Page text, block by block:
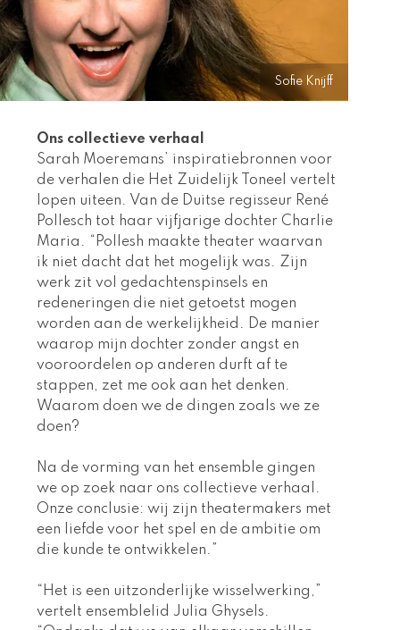
Ons collectieve verhaal
Sarah Moeremans’ inspiratiebronnen voor
de verhalen die Het Zuidelijk Toneel vertelt
lopen uiteen. Van de Duitse regisseur René
Pollesch tot haar vijfjarige dochter Charlie
Maria. “Pollesh maakte theater waarvan
ik niet dacht dat het mogelijk was. Zijn
werk zit vol gedachtenspinsels en
redeneringen die niet getoetst mogen
worden aan de werkelijkheid. De manier
waarop mijn dochter zonder angst en
vooroordelen op anderen durft af te
stappen, zet me ook aan het denken.
Waarom doen we de dingen zoals we ze
doen?
Na de vorming van het ensemble gingen
we op zoek naar ons collectieve verhaal.
Onze conclusie: wij zijn theatermakers met
een liefde voor het spel en de ambitie om
die kunde te ontwikkelen.”
“Het is een uitzonderlijke wisselwerking,”
vertelt ensemblelid Julia Ghysels.
Sofie Knijff